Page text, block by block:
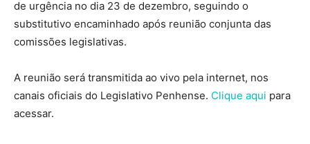
de urgência no dia 23 de dezembro, seguindo o
substitutivo encaminhado após reunião conjunta das
comissões legislativas.
A reunião será transmitida ao vivo pela internet, nos
canais oficiais do Legislativo Penhense. Clique aqui para
acessar.